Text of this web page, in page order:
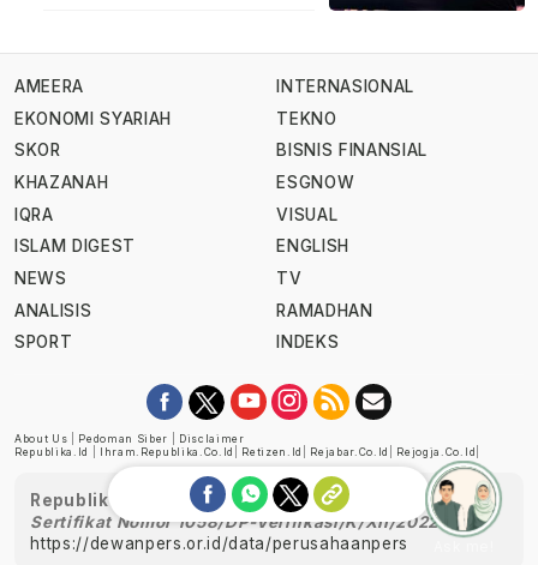
AMEERA
EKONOMI SYARIAH
SKOR
KHAZANAH
IQRA
ISLAM DIGEST
NEWS
ANALISIS
SPORT
INTERNASIONAL
TEKNO
BISNIS FINANSIAL
ESGNOW
VISUAL
ENGLISH
TV
RAMADHAN
INDEKS
About Us Pedoman Siber
Disclaimer
Republika.id
Ihram.republika.co.id Retizen.id Rejabar.co.id Rejogja.co.id
Republika telah diverifikasi oleh Dewan Pers
Sertifikat Nomor 1058/DP-Verifikasi/K/XII/2022
https://dewanpers.or.id/data/perusahaanpers